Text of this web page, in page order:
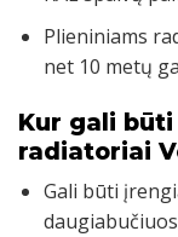
Plieniniams
net 10 metų
Kur gali
radiatoriai
Gali būti